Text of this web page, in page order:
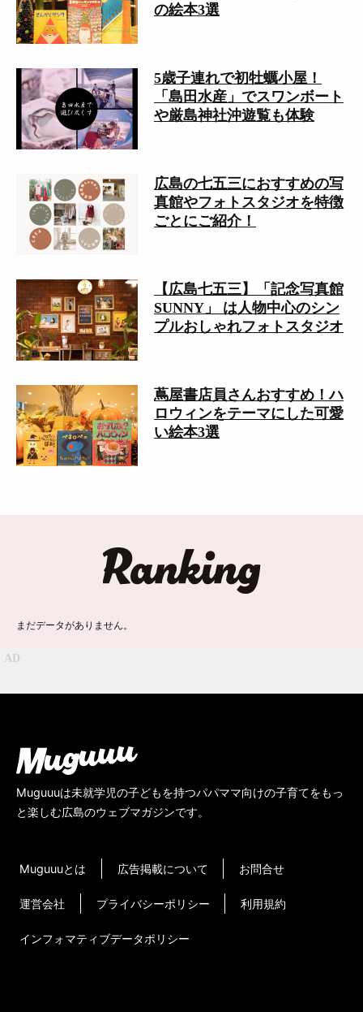
の絵本3選
5歳子連れで初牡蠣小屋！
「島田水産」でスワンボート
や厳島神社沖遊覧も体験
広島の七五三におすすめの写
真館やフォトスタジオを特徴
ごとにご紹介！
【広島七五三】「記念写真館
SUNNY」 は人物中心のシン
プルおしゃれフォトスタジオ
蔦屋書店員さんおすすめ！ハ
ロウィンをテーマにした可愛
い絵本3選
まだデータがありません。
Muguuuは未就学児の子どもを持つパパママ向けの子育てをもっ
と楽しむ広島のウェブマガジンです。
Muguuuとは 広告掲載について お問合せ
運営会社 プライバシーポリシー 利用規約
インフォマティブデータポリシー